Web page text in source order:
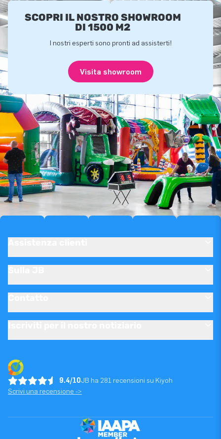
SCOPRI IL NOSTRO SHOWROOM
DI 1500 M2
I nostri esperti sono pronti ad assisterti!
Visita showroom
9.4/10JB ha 281 recensioni su Kiyoh
Scrivi una recensione ->